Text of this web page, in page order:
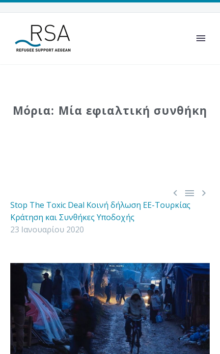
Μόρια: Μία εφιαλτική συνθήκη
  
Stop The Toxic Deal Κοινή δήλωση ΕΕ-Τουρκίας
Κράτηση και Συνθήκες Υποδοχής
23 Ιανουαρίου 2020